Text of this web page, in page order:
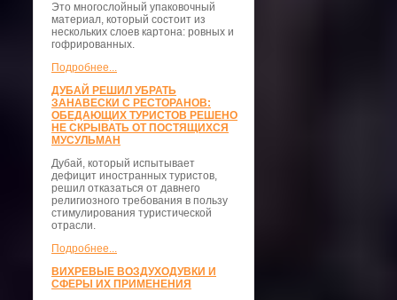
Это многослойный упаковочный
материал, который состоит из
нескольких слоев картона: ровных и
гофрированных.
Подробнее...
ДУБАЙ РЕШИЛ УБРАТЬ
ЗАНАВЕСКИ С РЕСТОРАНОВ:
ОБЕДАЮЩИХ ТУРИСТОВ РЕШЕНО
НЕ СКРЫВАТЬ ОТ ПОСТЯЩИХСЯ
МУСУЛЬМАН
Дубай, который испытывает
дефицит иностранных туристов,
решил отказаться от давнего
религиозного требования в пользу
стимулирования туристической
отрасли.
Подробнее...
ВИХРЕВЫЕ ВОЗДУХОДУВКИ И
СФЕРЫ ИХ ПРИМЕНЕНИЯ